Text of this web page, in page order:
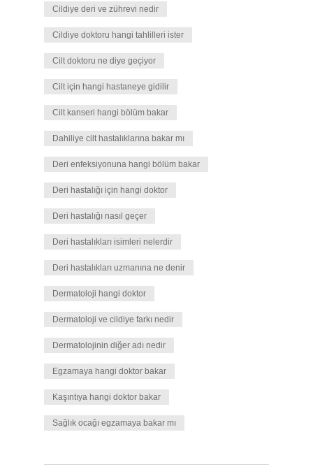
Cildiye deri ve zührevi nedir
Cildiye doktoru hangi tahlilleri ister
Cilt doktoru ne diye geçiyor
Cilt için hangi hastaneye gidilir
Cilt kanseri hangi bölüm bakar
Dahiliye cilt hastalıklarına bakar mı
Deri enfeksiyonuna hangi bölüm bakar
Deri hastalığı için hangi doktor
Deri hastalığı nasıl geçer
Deri hastalıkları isimleri nelerdir
Deri hastalıkları uzmanına ne denir
Dermatoloji hangi doktor
Dermatoloji ve cildiye farkı nedir
Dermatolojinin diğer adı nedir
Egzamaya hangi doktor bakar
Kaşıntıya hangi doktor bakar
Sağlık ocağı egzamaya bakar mı